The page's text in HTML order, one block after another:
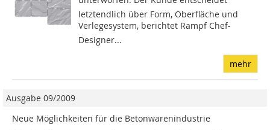
letztendlich über Form, Oberfläche und
Verlegesystem, berichtet Rampf Chef-
Designer...
mehr
Ausgabe 09/2009
Neue Möglichkeiten für die Betonwarenindustrie